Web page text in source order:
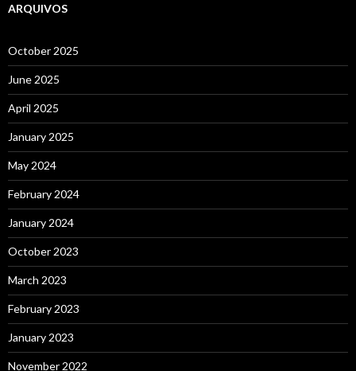
ARQUIVOS
October 2025
June 2025
April 2025
January 2025
May 2024
February 2024
January 2024
October 2023
March 2023
February 2023
January 2023
November 2022